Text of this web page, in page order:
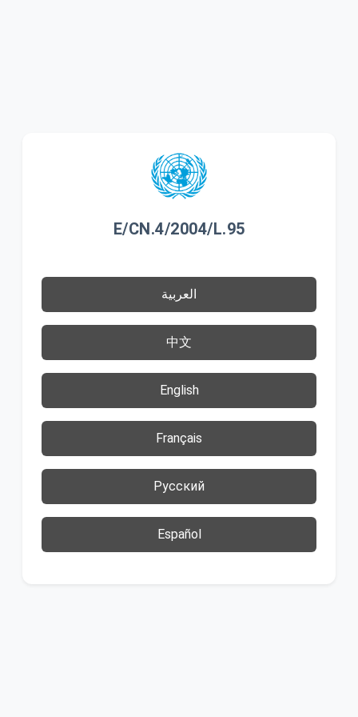
E/CN.4/2004/L.95
العربية
中文
English
Français
Русский
Español